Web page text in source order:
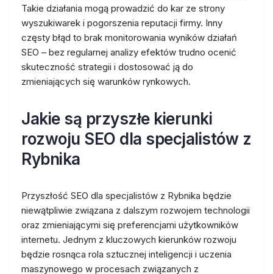
Takie działania mogą prowadzić do kar ze strony
wyszukiwarek i pogorszenia reputacji firmy. Inny
częsty błąd to brak monitorowania wyników działań
SEO – bez regularnej analizy efektów trudno ocenić
skuteczność strategii i dostosować ją do
zmieniających się warunków rynkowych.
Jakie są przyszłe kierunki
rozwoju SEO dla specjalistów z
Rybnika
Przyszłość SEO dla specjalistów z Rybnika będzie
niewątpliwie związana z dalszym rozwojem technologii
oraz zmieniającymi się preferencjami użytkowników
internetu. Jednym z kluczowych kierunków rozwoju
będzie rosnąca rola sztucznej inteligencji i uczenia
maszynowego w procesach związanych z